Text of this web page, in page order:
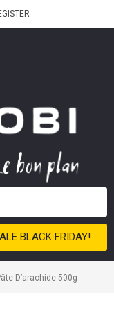
BLACK FRIDAY!
D’arachide 500g